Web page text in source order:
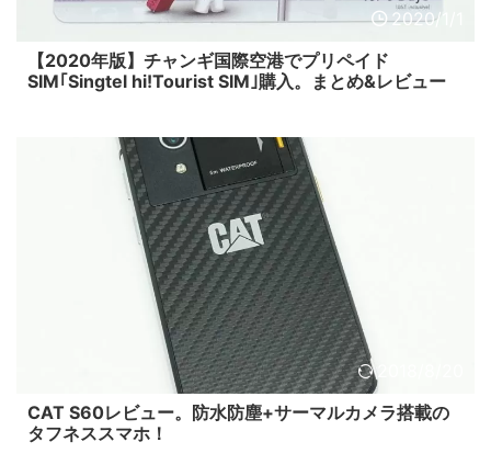
2020/1/1
【2020年版】チャンギ国際空港でプリペイド
SIM｢Singtel hi!Tourist SIM｣購入。まとめ&レビュー
CAT S60レビュー。防水防塵+サーマルカメラ搭載の
タフネススマホ！